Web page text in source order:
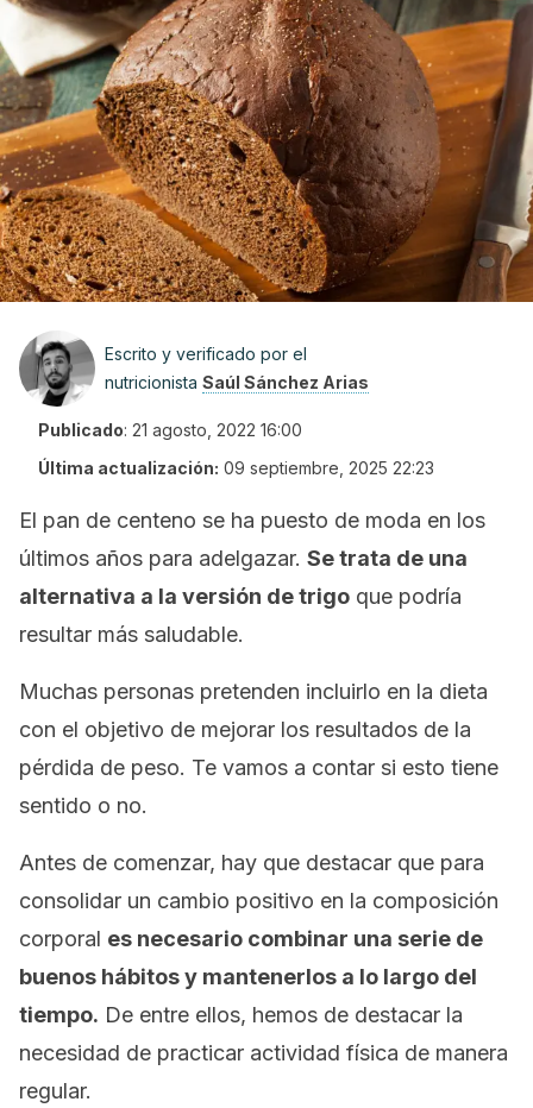
Escrito y verificado por el
nutricionista Saúl Sánchez Arias
Publicado: 21 agosto, 2022 16:00
Última actualización: 09 septiembre, 2025 22:23
El pan de centeno se ha puesto de moda en los
últimos años para adelgazar. Se trata de una
alternativa a la versión de trigo que podría
resultar más saludable.
Muchas personas pretenden incluirlo en la dieta
con el objetivo de mejorar los resultados de la
pérdida de peso. Te vamos a contar si esto tiene
sentido o no.
Antes de comenzar, hay que destacar que para
consolidar un cambio positivo en la composición
corporal es necesario combinar una serie de
buenos hábitos y mantenerlos a lo largo del
tiempo. De entre ellos, hemos de destacar la
necesidad de practicar actividad física de manera
regular.